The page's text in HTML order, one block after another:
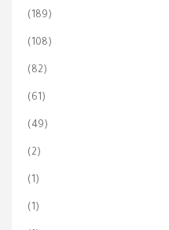
(189)
(108)
(82)
(61)
(49)
(2)
(1)
(1)